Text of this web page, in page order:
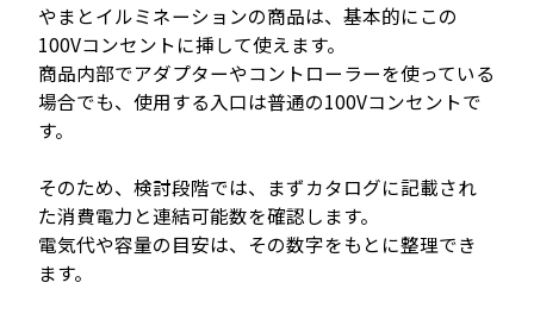
やまとイルミネーションの商品は、基本的にこの
100Vコンセントに挿して使えます。
商品内部でアダプターやコントローラーを使っている
場合でも、使用する入口は普通の100Vコンセントで
す。
そのため、検討段階では、まずカタログに記載され
た消費電力と連結可能数を確認します。
電気代や容量の目安は、その数字をもとに整理でき
ます。